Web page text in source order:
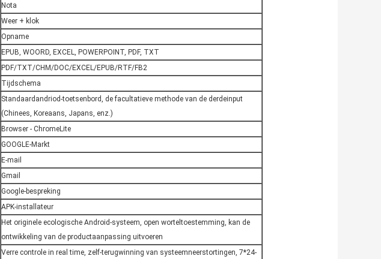
Nota
Weer + klok
Opname
EPUB, WOORD, EXCEL, POWERPOINT, PDF, TXT
PDF/TXT/CHM/DOC/EXCEL/EPUB/RTF/FB2
Tijdschema
Standaardandriod-toetsenbord, de facultatieve methode van de derdeinput
(Chinees, Koreaans, Japans, enz.)
Browser - ChromeLite
GOOGLE-Markt
E-mail
Gmail
Google-bespreking
APK-installateur
Het originele ecologische Android-systeem, open worteltoestemming, kan de
ontwikkeling van de productaanpassing uitvoeren
Verre controle in real time, zelf-terugwinning van systeemneerstortingen, 7*24-